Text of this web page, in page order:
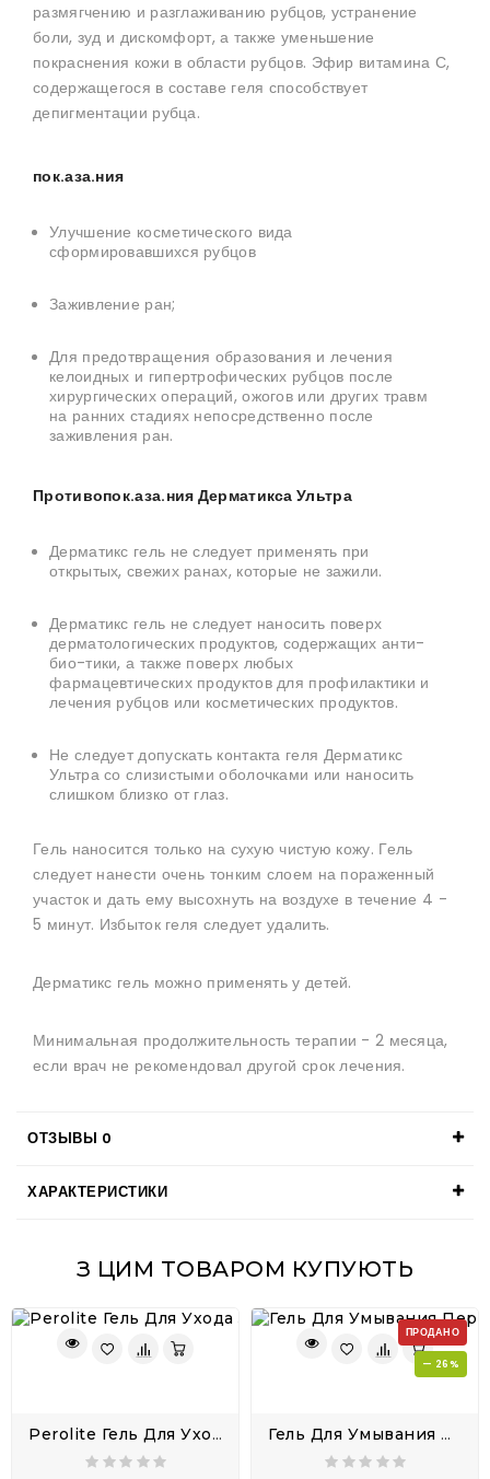
размягчению и разглаживанию рубцов, устранение
боли, зуд и дискомфорт, а также уменьшение
покраснения кожи в области рубцов. Эфир витамина С,
содержащегося в составе геля способствует
депигментации рубца.
пок.аза.ния
Улучшение косметического вида
сформировавшихся рубцов
Заживление ран;
Для предотвращения образования и лечения
келоидных и гипертрофических рубцов после
хирургических операций, ожогов или других травм
на ранних стадиях непосредственно после
заживления ран.
Противопок.аза.ния Дерматикса Ультра
Дерматикс гель не следует применять при
открытых, свежих ранах, которые не зажили.
Дерматикс гель не следует наносить поверх
дерматологических продуктов, содержащих анти-
био-тики, а также поверх любых
фармацевтических продуктов для профилактики и
лечения рубцов или косметических продуктов.
Не следует допускать контакта геля Дерматикс
Ультра со слизистыми оболочками или наносить
слишком близко от глаз.
Гель наносится только на сухую чистую кожу. Гель
следует нанести очень тонким слоем на пораженный
участок и дать ему высохнуть на воздухе в течение 4 -
5 минут. Избыток геля следует удалить.
Дерматикс гель можно применять у детей.
Минимальная продолжительность терапии - 2 месяца,
если врач не рекомендовал другой срок лечения.
ОТЗЫВЫ 0
ХАРАКТЕРИСТИКИ
З ЦИМ ТОВАРОМ КУПУЮТЬ
Perolite Гель Для Ухода За Кожей Epiduo Эффезел Адапален 0,1 И Перекись Бензоила 2,5
ПРОДАНО
— 26%
Гель Для Умывания Перекись Бензоила Perolite 3% Acne Facewash 100 Мл